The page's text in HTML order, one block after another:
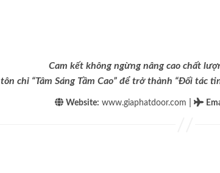
Cam kết không ngừng nâng cao chất
tôn chỉ “Tâm Sáng Tầm Cao” để trở thành “Đối tác
Website: www.giaphatdoor.com